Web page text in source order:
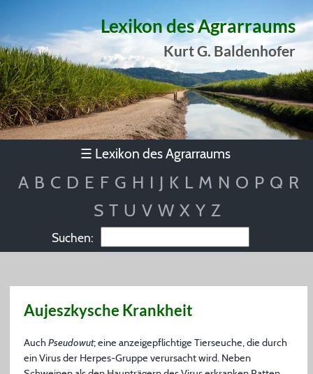
Lexikon des Agrarraums
Kurt G. Baldenhofer
☰ Lexikon des Agrarraums
A B C D E F G H I J K L M N O P Q R
S T U V W X Y Z
Suchen:
Aujeszkysche Krankheit
AuchPseudowut; eine anzeigepflichtige Tierseuche, die durch
ein Virus der Herpes-Gruppe verursacht wird. Neben